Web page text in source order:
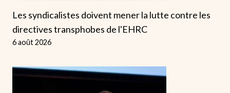
Les syndicalistes doivent mener la lutte contre les
directives transphobes de l'EHRC
6 août 2026